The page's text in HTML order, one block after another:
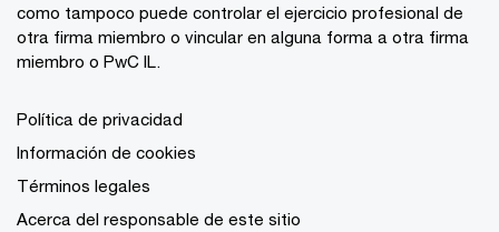
como tampoco puede controlar el ejercicio profesional de
otra firma miembro o vincular en alguna forma a otra firma
miembro o PwC IL.
Política de privacidad
Información de cookies
Términos legales
Acerca del responsable de este sitio